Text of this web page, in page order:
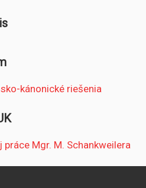
kánonické riešenia
Mgr. M. Schankweilera